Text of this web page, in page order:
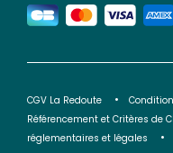
CGV La Redoute
Référencement et Critères de
réglementaires et légales